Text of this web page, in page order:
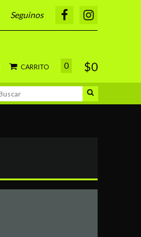
Seguinos
CARRITO 0 $0